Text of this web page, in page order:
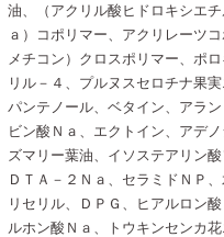
油、（アクリル酸ヒドロキシエ
ａ）コポリマー、アクリレーツ
メチコン）クロスポリマー、ポ
リル－４、プルヌスセロチナ果
パンテノール、ベタイン、アラ
ビン酸Ｎａ、エクトイン、アデ
ズマリー葉油、イソステアリン
ＤＴＡ－２Ｎａ、セラミドＮＰ
リセリル、ＤＰＧ、ヒアルロン
ルホン酸Ｎａ、トウキンセンカ花